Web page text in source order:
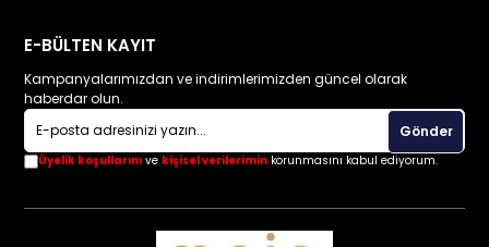
E-BÜLTEN KAYIT
Kampanyalarımızdan ve indirimlerimizden güncel olarak
haberdar olun.
Gönder
Üyelik koşullarını ve kişisel verilerimin korunmasını kabul ediyorum.